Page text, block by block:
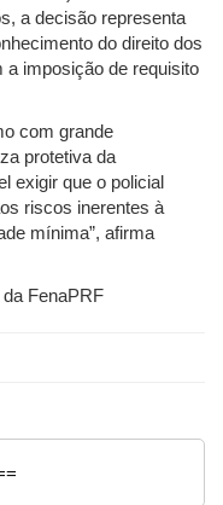
a decisão representa
do direito dos
a imposição de requisito
com grande
protetiva da
exigir que o policial
riscos inerentes à
mínima”, afirma
FenaPRF